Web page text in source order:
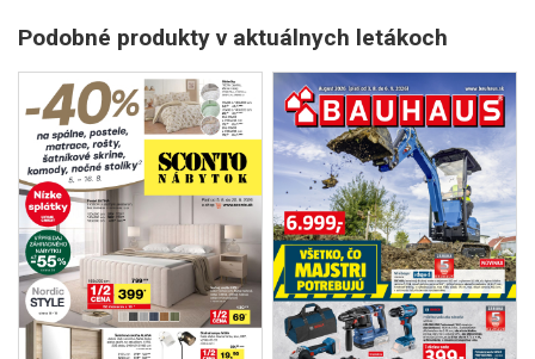
Podobné produkty v aktuálnych letákoch